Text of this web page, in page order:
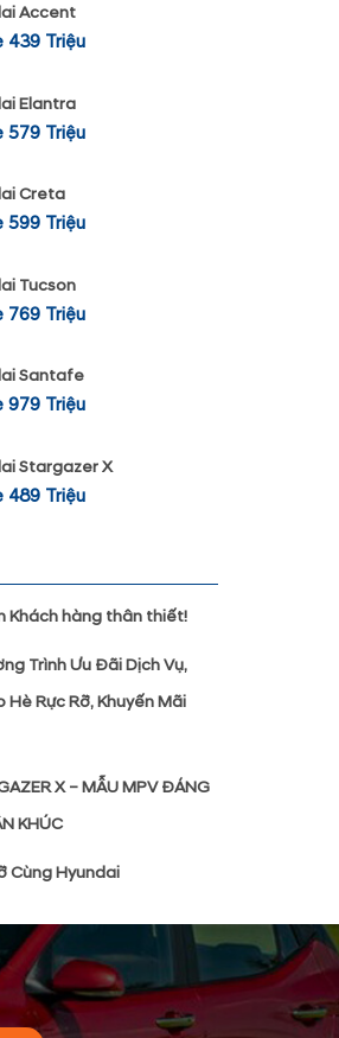
Accent
439 Triệu
Elantra
579 Triệu
Creta
599 Triệu
Tucson
769 Triệu
Santafe
979 Triệu
Stargazer X
489 Triệu
Khách hàng thân thiết!
Trình Ưu Đãi Dịch Vụ,
Hè Rực Rỡ, Khuyến Mãi
X – MẪU MPV ĐÁNG
KHÚC
Cùng Hyundai